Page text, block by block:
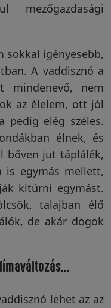
sokkal igényesebb,
A vaddisznó a
mindenevő, nem
az élelem, ott jól
pedig elég széles.
élnek, és
bőven jut táplálék,
is egymás mellett,
kitúrni egymást.
talajban élő
de akár dögök
lehet az az